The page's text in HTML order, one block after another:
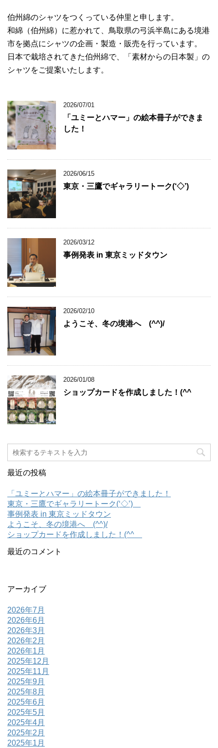
伯州綿のシャツをつくっている仲里と申します。
和綿（伯州綿）に惹かれて、鳥取県の弓浜半島にある境港
市を拠点にシャツの企画・製造・販売を行っています。
日本で栽培されてきた伯州綿で、「素材からの日本製」の
シャツをご提案いたします。
2026/07/01
「ユミーとハマー」の絵本冊子ができま
した！
2026/06/15
東京・三鷹でギャラリートーク(‘◇’)ゞ
2026/03/12
事例発表 in 東京ミッドタウン
2026/02/10
ようこそ、冬の境港へ (^^)/
2026/01/08
ショップカードを作成しました！(^^ゞ
最近の投稿
「ユミーとハマー」の絵本冊子ができました！
東京・三鷹でギャラリートーク(‘◇’)ゞ
事例発表 in 東京ミッドタウン
ようこそ、冬の境港へ (^^)/
ショップカードを作成しました！(^^ゞ
最近のコメント
アーカイブ
2026年7月
2026年6月
2026年3月
2026年2月
2026年1月
2025年12月
2025年11月
2025年9月
2025年8月
2025年6月
2025年5月
2025年4月
2025年2月
2025年1月